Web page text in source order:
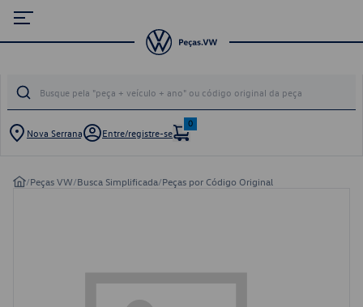
Nova Serrana Entre/registre-se
0
/Peças VW/Busca Simplificada/Peças por Código Original